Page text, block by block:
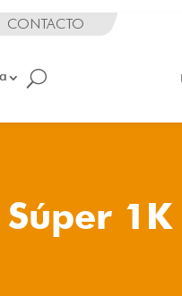
CONTACTO
1K